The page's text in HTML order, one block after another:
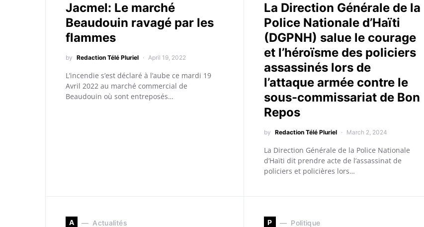
Jacmel: Le marché
Beaudouin ravagé par les
flammes
by Redaction Télé Pluriel April 19, 2022
L’incendie s’est déclaré à l’aube ce mardi 19
Avril 2022 au marché commercial de
Beaudouin où sont entreposés…
La Direction Générale de la
Police Nationale d’Haïti
(DGPNH) salue le courage
et l’héroïsme des policiers
assassinés lors de
l’attaque armée contre le
sous-commissariat de Bon
Repos
by Redaction Télé Pluriel March 2, 2024
La Direction Générale de la Police Nationale
d’Haïti dit prendre acte de l’assassinat de
policiers et policières lors…
A Actualités P Politique